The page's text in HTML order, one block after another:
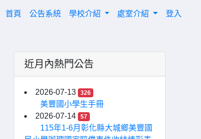
首頁(current)
公告系統 學校介紹 處室介紹 登入
近月內熱門公告
2026-07-13 326
美豐國小學生手冊
2026-07-14
57
115年1-6月彰化縣大城鄉美豐國